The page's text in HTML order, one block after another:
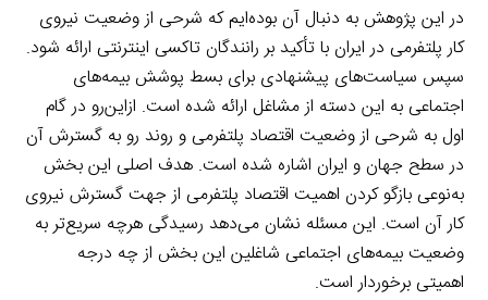
در این پژوهش به دنبال آن بوده‌ایم که شرحی از وضعیت نیروی
کار پلتفرمی در ایران با تأکید بر رانندگان تاکسی اینترنتی ارائه شود.
سپس سیاست‌های پیشنهادی برای بسط پوشش بیمه‌های
اجتماعی به این دسته از مشاغل ارائه شده است. ازاین‌رو در گام
اول به شرحی از وضعیت اقتصاد پلتفرمی و روند رو به گسترش آن
در سطح جهان و ایران اشاره شده است. هدف اصلی این بخش
به‌نوعی بازگو کردن اهمیت اقتصاد پلتفرمی از جهت گسترش نیروی
کار آن است. این مسئله نشان می‌دهد رسیدگی هرچه سریع‌تر به
وضعیت بیمه‌های اجتماعی شاغلین این بخش از چه درجه
اهمیتی برخوردار است.